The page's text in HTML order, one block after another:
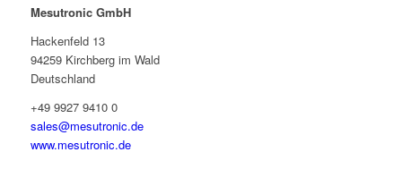
Mesutronic GmbH
Hackenfeld 13
94259 Kirchberg im Wald
Deutschland
+49 9927 9410 0
sales@mesutronic.de
www.mesutronic.de